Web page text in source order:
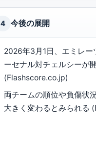
4 今後の展開
2026年3月1日、エミレー
ーセナル対チェルシーが
(Flashscore.co.jp)
両チームの順位や負傷状
大きく変わるとみられる